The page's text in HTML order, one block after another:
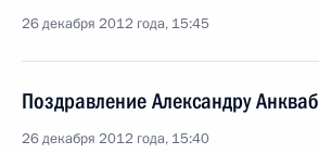
26 декабря 2012 года, 15:45
Поздравление Александру
26 декабря 2012 года, 15:40